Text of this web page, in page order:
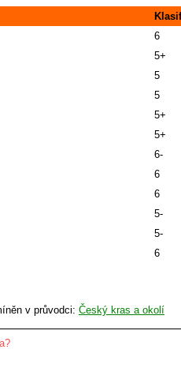
6
5+
5
5
5+
5+
6-
6
6
5-
5-
6
v průvodci: Český kras a okolí